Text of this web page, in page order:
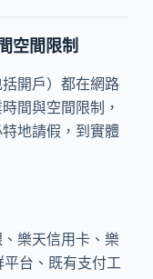
空間限制
開戶）都在網路
間與空間限制，
地請假，到實體
樂天信用卡、樂
台、既有支付工